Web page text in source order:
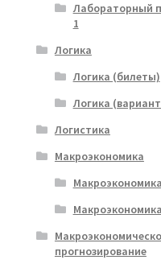
Лабораторный
1
Логика
Логика (билеты)
Логика
Логистика
Макроэкономика
прогнозирование